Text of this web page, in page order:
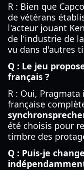
R : Bien que
de vétérans
l'acteur jouant
de l'industrie de
vu dans d'autres
Q : Le jeu
français ?
R : Oui,
française
été choisis pour
timbre des
Q : Puis-je